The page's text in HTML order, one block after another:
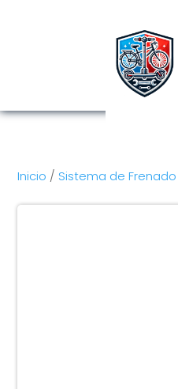
Inicio / Sistema de Frenado